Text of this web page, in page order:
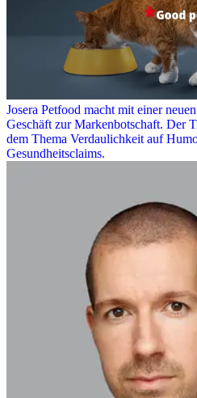
Josera Petfood macht mit einer
Geschäft zur Markenbotschaft. Der
dem Thema Verdaulichkeit auf
Gesundheitsclaims.